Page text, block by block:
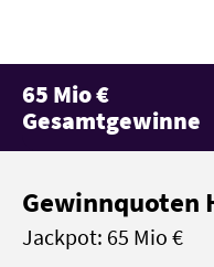
65 Mio €
Gesamtgewinne
Gewinnquoten
Jackpot: 65 Mio €